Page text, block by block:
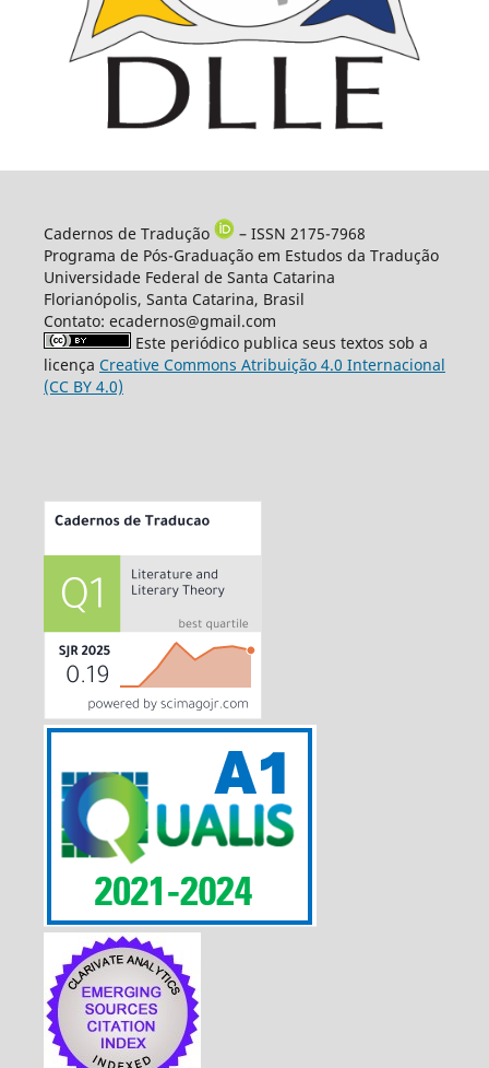
Cadernos de Tradução
– ISSN 2175-7968
Programa de Pós-Graduação em Estudos da Tradução
Universidade Federal de Santa Catarina
Florianópolis, Santa Catarina, Brasil
Contato: ecadernos@gmail.com
Este periódico publica seus textos sob a
licença Creative Commons Atribuição 4.0 Internacional
(CC BY 4.0)